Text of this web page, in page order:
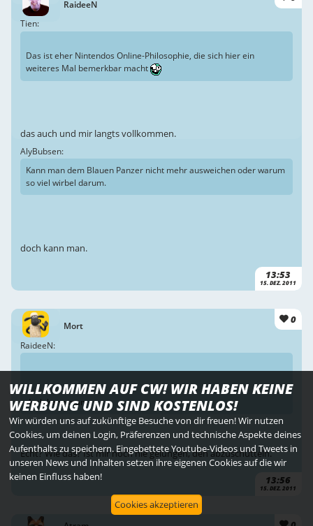
RaideeN
13:53
15. DEZ. 2011
Tien:
Das ist eher Nintendos Online-Philosophie, die sich hier ein
weiteres Mal bemerkbar macht
das auch und mir langts vollkommen.
AlyBubsen:
Kann man dem Blauen Panzer nicht mehr ausweichen oder warum
so viel wirbel darum.
doch kann man.
Mort
0
13:56
15. DEZ. 2011
RaideeN:
doch kann man.
Echt? Wie das? Ist mir noch nie gelungen, den abzuschütteln.
WILLKOMMEN AUF CW! WIR HABEN KEINE
WERBUNG UND SIND KOSTENLOS!
Wir würden uns auf zukünftige Besuche von dir freuen! Wir nutzen
Cookies, um deinen Login, Präferenzen und technische Aspekte deines
Aufenthalts zu speichern. Eingebettete Youtube-Videos und Tweets in
unseren News und Inhalten setzen ihre eigenen Cookies auf die wir
keinen Einfluss haben!
Cookies akzeptieren